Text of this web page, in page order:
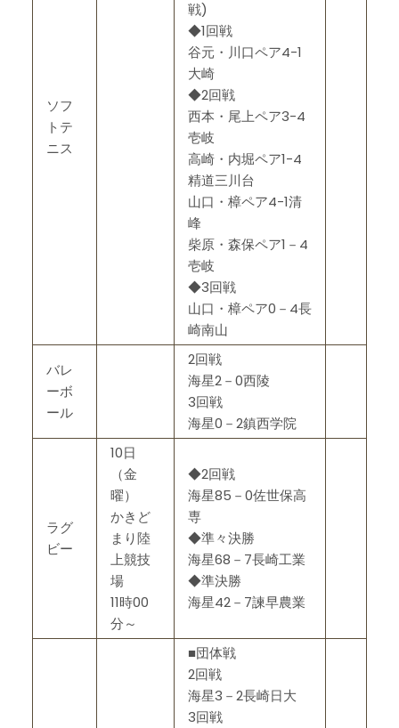
ソフ
トテ
ニス
戦)
◆1回戦
谷元・川口ペア4-1
大崎
◆2回戦
西本・尾上ペア3-4
壱岐
高崎・内堀ペア1-4
精道三川台
山口・樟ペア4-1清
峰
柴原・森保ペア1－4
壱岐
◆3回戦
山口・樟ペア0－4長
崎南山
バレ
ーボ
ール
2回戦
海星2－0西陵
3回戦
海星0－2鎮西学院
ラグ
ビー
10日
（金
曜）
かきど
まり陸
上競技
場
11時00
分～
◆2回戦
海星85－0佐世保高
専
◆準々決勝
海星68－7長崎工業
◆準決勝
海星42－7諫早農業
■団体戦
2回戦
海星3－2長崎日大
3回戦